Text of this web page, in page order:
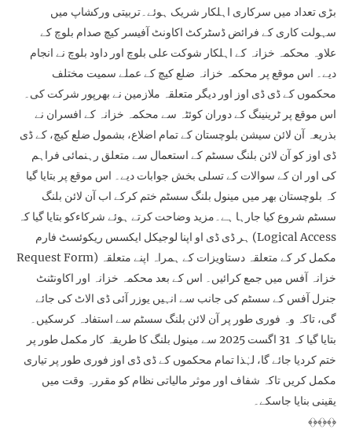
بڑی تعداد میں سرکاری اہلکار شریک ہوئے۔تربیتی ورکشاپ میں
سہولت کاری کے فرائض ڈسٹرکٹ اکاونٹ آفیسر کیچ صدام بلوچ کے
علاوہ محکمہ خزانہ کے اہلکار شوکت علی بلوچ اور داود بلوچ نے انجام
دیے۔ اس موقع پر محکمہ خزانہ ضلع کیچ کے عملے سمیت مختلف
محکموں کے ڈی ڈی اوز اور دیگر متعلقہ ملازمین نے بھرپور شرکت کی۔
اس موقع پر ٹرینینگ کے دوران کوئٹہ سے محکمہ خزانہ کے افسران نے
بذریعہ آن لائن سیشن بلوچستان کے تمام اضلاع، بشمول ضلع کیچ، کے ڈی
ڈی اوز کو آن لائن بلنگ سسٹم کے استعمال سے متعلق رہنمائی فراہم
کی اور ان کے سوالات کے تسلی بخش جوابات دیے۔ اس موقع پر بتایا گیا
کہ بلوچستان بھر میں مینول بلنگ سسٹم ختم کرکے اب آن لائن بلنگ
سسٹم شروع کیا جارہا ہے۔مزید وضاحت کرتے ہوئے شرکاءکو بتایا گیا کہ
ہر ڈی ڈی او اپنا لوجیکل ایکسس ریکوئسٹ فارم (Logical Access
Request Form) مکمل کر کے متعلقہ دستاویزات کے ہمراہ اپنے متعلقہ
خزانہ آفس میں جمع کرائیں۔ اس کے بعد محکمہ خزانہ اور اکاونٹنٹ
جنرل آفس کے سسٹم کی جانب سے انہیں یوزر آئی ڈی الاٹ کی جائے
گی، تاکہ وہ فوری طور پر آن لائن بلنگ سسٹم سے استفادہ کرسکیں۔
بتایا گیا کہ 31 اگست 2025 سے مینول بلنگ کا طریقہ کار مکمل طور پر
ختم کردیا جائے گا، لہٰذا تمام محکموں کے ڈی ڈی اوز فوری طور پر تیاری
مکمل کریں تاکہ شفاف اور موثر مالیاتی نظام کو مقررہ وقت میں
یقینی بنایا جاسکے۔
﴾﴿﴾﴿﴾﴿